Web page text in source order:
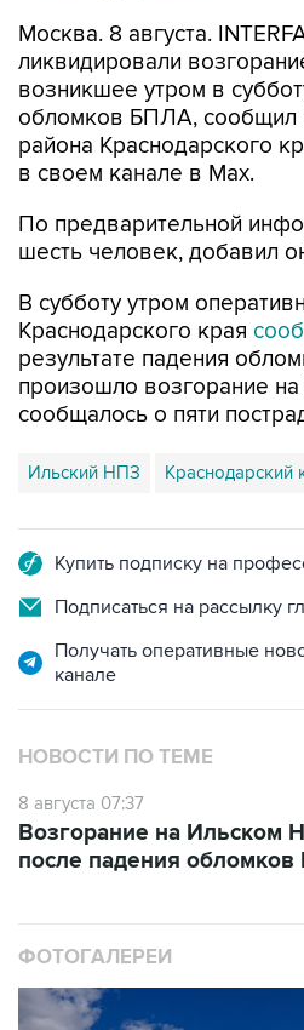
Москва. 8 августа.
ликвидировали
возникшее утром в
обломков БПЛА, сообщил
района Краснодарского
в своем канале в Max.
По предварительной
шесть человек, добавил
В субботу утром
Краснодарского края
результате падения
произошло возгорание
сообщалось о пяти
Ильский НПЗ Краснодарский
Купить подписку на
Подписаться на рассылку
Получать оперативные
канале
НОВОСТИ ПО ТЕМЕ
8 августа 07:37
Возгорание на Ильском
после падения
ФОТОГАЛЕРЕИ